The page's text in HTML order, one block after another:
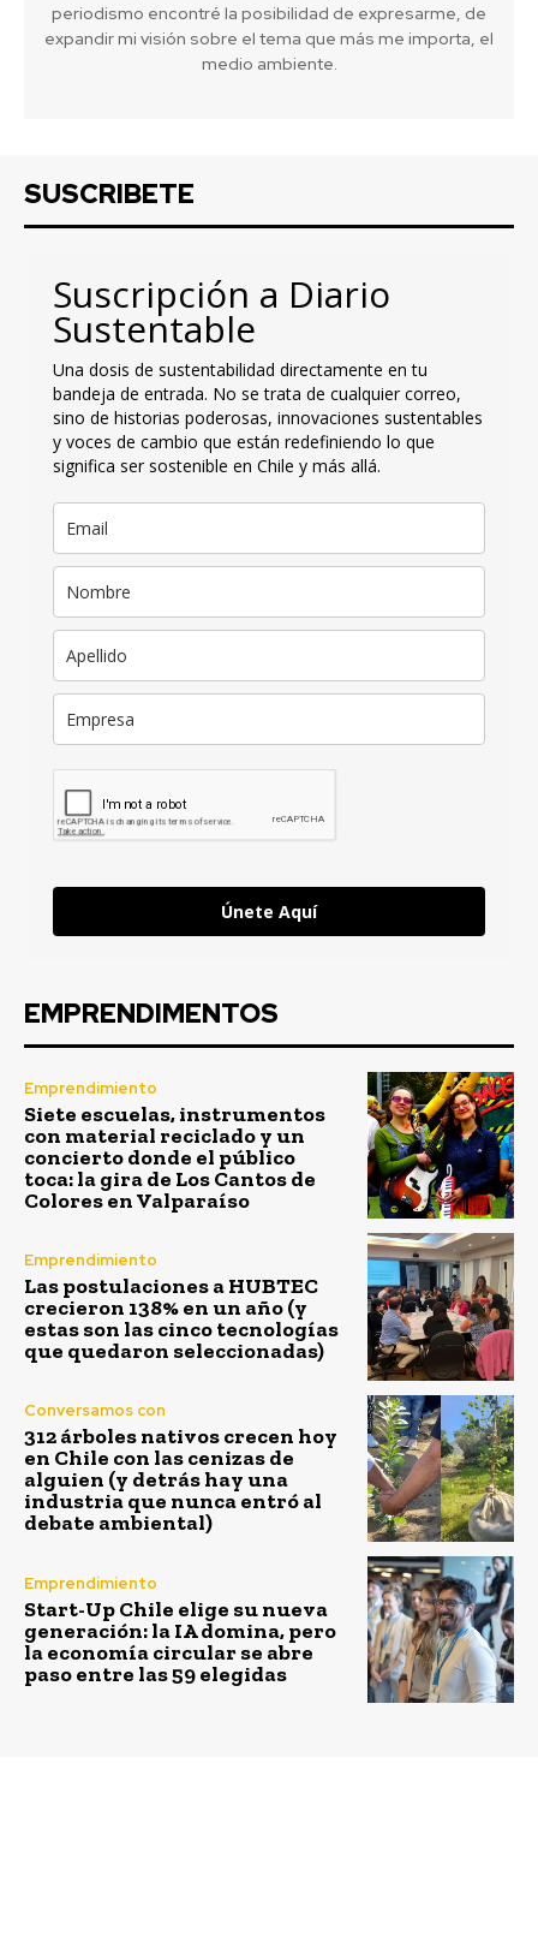
periodismo encontré la posibilidad de expresarme, de
expandir mi visión sobre el tema que más me importa, el
medio ambiente.
SUSCRIBETE
Suscripción a Diario
Sustentable
Una dosis de sustentabilidad directamente en tu
bandeja de entrada. No se trata de cualquier correo,
sino de historias poderosas, innovaciones sustentables
y voces de cambio que están redefiniendo lo que
significa ser sostenible en Chile y más allá.
Únete Aquí
EMPRENDIMENTOS
Emprendimiento
Siete escuelas, instrumentos
con material reciclado y un
concierto donde el público
toca: la gira de Los Cantos de
Colores en Valparaíso
Emprendimiento
Las postulaciones a HUBTEC
crecieron 138% en un año (y
estas son las cinco tecnologías
que quedaron seleccionadas)
Conversamos con
312 árboles nativos crecen hoy
en Chile con las cenizas de
alguien (y detrás hay una
industria que nunca entró al
debate ambiental)
Emprendimiento
Start-Up Chile elige su nueva
generación: la IA domina, pero
la economía circular se abre
paso entre las 59 elegidas